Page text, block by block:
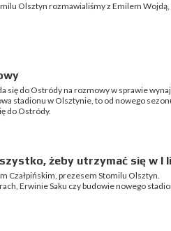
Olsztyn rozmawialiśmy z Emilem Wojdą,
się do Ostródy na rozmowy w sprawie
stadionu w Olsztynie, to od nowego
do Ostródy.
żeby utrzymać się w I
Czałpińskim, prezesem Stomilu Olsztyn.
Erwinie Saku czy budowie nowego